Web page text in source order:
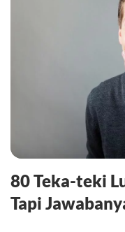
80 Teka-teki
Tapi